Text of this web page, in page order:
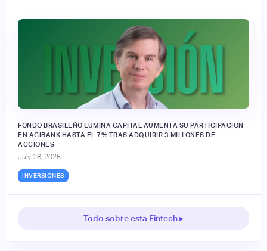
FONDO BRASILEÑO LUMINA CAPITAL AUMENTA SU PARTICIPACIÓN
EN AGIBANK HASTA EL 7% TRAS ADQUIRIR 3 MILLONES DE
ACCIONES
July 28, 2026
INVERSIONES
Todo sobre esta Fintech ▸